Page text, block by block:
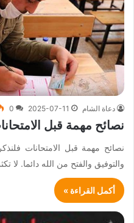
دعاة الشام 2025-07-11
0
نصائح مهمة قبل
نصائح مهمة قبل الامتحانات
والتوفيق والفتح من الله دائما. لا
أكمل القراءة »